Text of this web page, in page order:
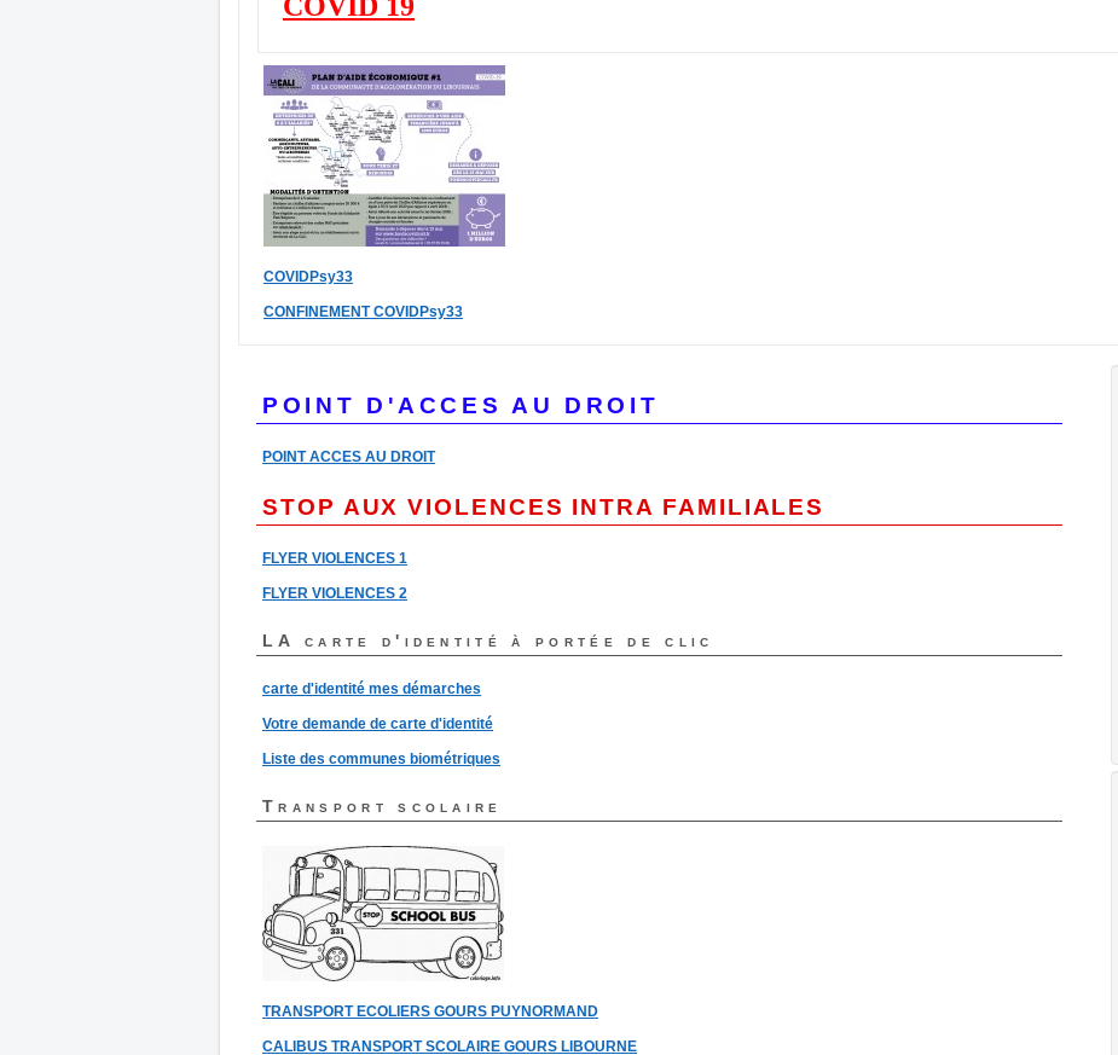
COVIDPsy33
CONFINEMENT COVIDPsy33
POINT D'ACCES AU DROIT
POINT ACCES AU DROIT
STOP AUX VIOLENCES INTRA FAMILIALES
FLYER VIOLENCES 1
FLYER VIOLENCES 2
LA carte d'identité à portée de clic
carte d'identité mes démarches
Votre demande de carte d'identité
Liste des communes biométriques
Transport scolaire
TRANSPORT ECOLIERS GOURS PUYNORMAND
CALIBUS TRANSPORT SCOLAIRE GOURS LIBOURNE